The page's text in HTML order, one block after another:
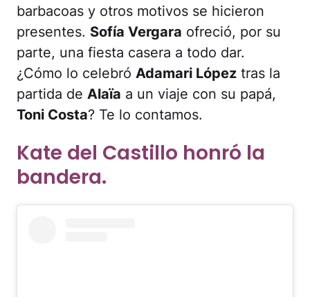
barbacoas y otros motivos se hicieron
presentes. Sofía Vergara ofreció, por su
parte, una fiesta casera a todo dar.
¿Cómo lo celebró Adamari López tras la
partida de Alaïa a un viaje con su papá,
Toni Costa? Te lo contamos.
Kate del Castillo honró la
bandera.